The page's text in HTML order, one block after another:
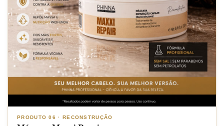
PRODUTO 06 · RECONSTRUÇÃO